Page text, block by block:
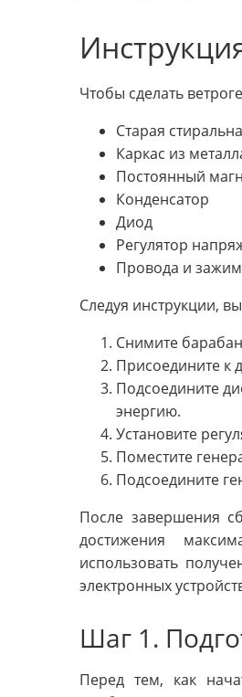
Чтобы сделать
Старая
Каркас из
Постоянный
Конденсатор
Диод
Регулятор
Провода и
Следуя инструкции,
Снимите
Присоедините к
Подсоедините
энергию.
Установите
Поместите
Подсоедините
После завершения
достижения
использовать
электронных
Шаг 1.
Перед тем, как